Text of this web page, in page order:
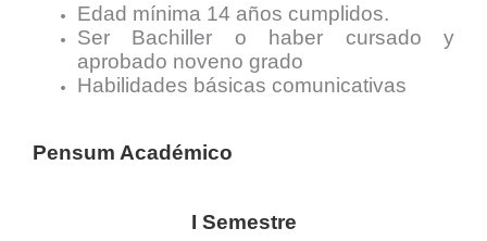
Edad mínima 14 años cumplidos.
Ser Bachiller o haber cursado y
aprobado noveno grado
Habilidades básicas comunicativas
Pensum Académico
I Semestre